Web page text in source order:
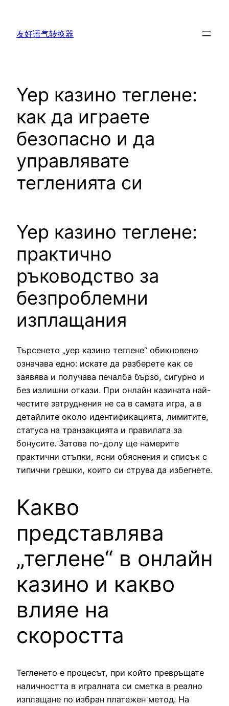
友好语气转换器
Yep казино теглене:
как да играете
безопасно и да
управлявате
тегленията си
Yep казино теглене:
практично
ръководство за
безпроблемни
изплащания
Търсенето „yep казино теглене“ обикновено
означава едно: искате да разберете как се
заявява и получава печалба бързо, сигурно и
без излишни откази. При онлайн казината най-
честите затруднения не са в самата игра, а в
детайлите около идентификацията, лимитите,
статуса на транзакцията и правилата за
бонусите. Затова по-долу ще намерите
практични стъпки, ясни обяснения и списък с
типични грешки, които си струва да избегнете.
Какво
представлява
„теглене“ в онлайн
казино и какво
влияе на
скоростта
Тегленето е процесът, при който превръщате
наличността в игралната си сметка в реално
изплащане по избран платежен метод. На